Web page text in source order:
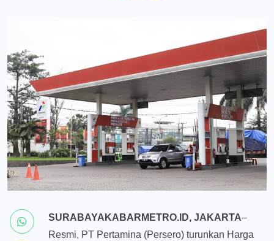
SURABAYAKABARMETRO.ID, JAKARTA–
Resmi, PT Pertamina (Persero) turunkan Harga